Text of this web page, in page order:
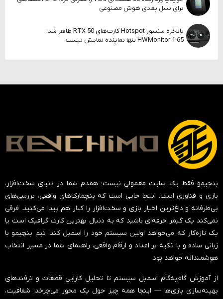
برای نسل بعدی هوش مصنوعی
بالاخره سنسور Hotspot کارت‌های RTX 50 ظاهر شد؛
HWMonitor 1.65 تنها نماینده نمایش نیست
بنچیمو فقط یک سایت معمولی نیست؛ همدم شما در دنیای سخت‌افزار،
بازی و فناوری است. اینجا جایی است که بنچمارک‌های واقعی، بررسی‌های
بی‌طرفانه و داغ‌ترین اخبار بازی و سخت‌افزار را کنار هم پیدا می‌کنید. فرقی
نمی‌کند یک گیمر حرفه‌ای باشید که به دنبال بهترین کارت گرافیک است یا
یک تازه‌کار که می‌خواهد اولین سیستم خود را اسمبل کند؛ تیم بنچیمو با
زبانی ساده و با تکیه بر اعداد و ارقام واقعی، راهنمای شما در مسیر انتخاب
هوشمندانه خواهد بود.
از آموزش گام‌به‌گام اسمبل سیستم تا تحلیل کارایی قطعات و ترفندهای
بهینه‌سازی بازی‌ها — اینجا همه چیز حول یک محور می‌چرخد: شفافیت،